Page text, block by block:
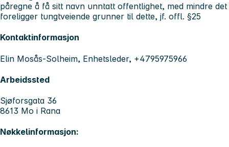
påregne å få sitt navn unntatt offentlighet, med mindre det
foreligger tungtveiende grunner til dette, jf. offl. §25
Kontaktinformasjon
Elin Mosås-Solheim, Enhetsleder, +4795975966
Arbeidssted
Sjøforsgata 36
8613 Mo i Rana
Nøkkelinformasjon: